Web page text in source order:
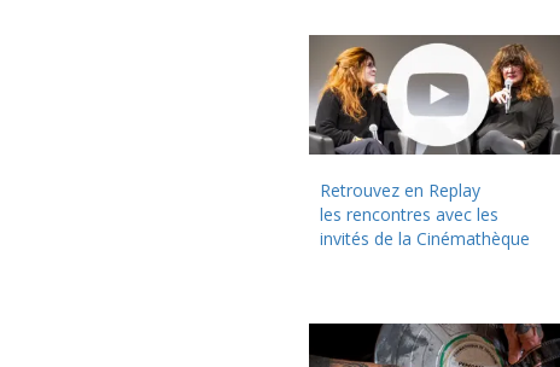
Retrouvez en Replay
les rencontres avec les
invités de la Cinémathèque